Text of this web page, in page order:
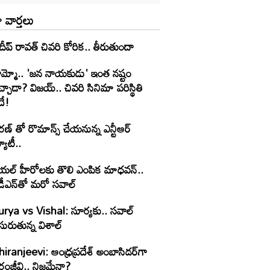
రావత్ చివరి కోరిక.. తీరుతుందా
'జ‌న నాయ‌కుడు' ఇంత నష్టం
విజయ్.. చివరి సినిమా పరిస్థితి
తో రొమాన్స్ చేయనున్న ఎన్టీఆర్
తొలి ఎంపిక మాధవన్..
మరో సవాల్
vs Vishal: సూర్యకు.. సవాల్
విశాల్
ఆంధ్రప్రదేశ్ అంబాసిడర్‌గా